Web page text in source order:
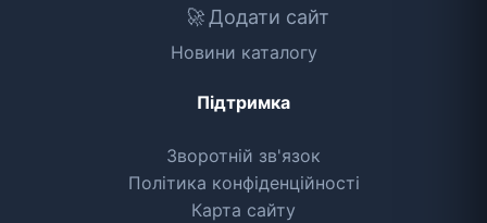
🚀Додати сайт
Новини каталогу
Підтримка
Зворотній зв'язок
Політика конфіденційності
Карта сайту